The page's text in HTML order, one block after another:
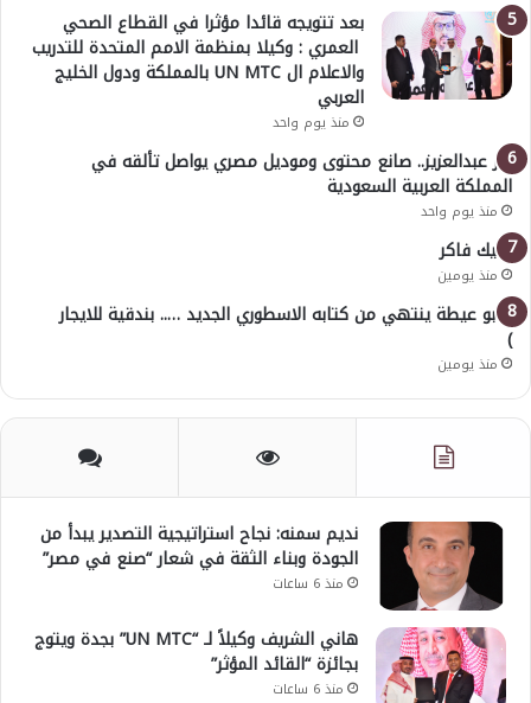
بعد تتويجه قائدا مؤثرا في القطاع الصحي
العمري : وكيلا بمنظمة الامم المتحدة للتدريب
والاعلام ال UN MTC بالمملكة ودول الخليج
العربي
منذ يوم واحد
بدر عبدالعزيز.. صانع محتوى وموديل مصري يواصل تألقه في
المملكة العربية السعودية
منذ يوم واحد
خليك فاكر
منذ يومين
( أبو عيطة ينتهي من كتابه الاسطوري الجديد ….. بندقية للايجار
)
منذ يومين
نديم سمنه: نجاح استراتيجية التصدير يبدأ من
الجودة وبناء الثقة في شعار “صنع في مصر”
منذ 6 ساعات
هاني الشريف وكيلاً لـ “UN MTC” بجدة ويتوج
بجائزة “القائد المؤثر”
منذ 6 ساعات